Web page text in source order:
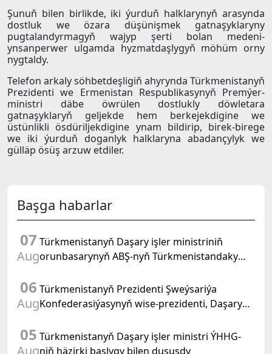
Şunuň bilen birlikde, iki ýurduň halklarynyň arasynda
dostluk we özara düşünişmek gatnaşyklaryny
pugtalandyrmagyň wajyp şerti bolan medeni-
ynsanperwer ulgamda hyzmatdaşlygyň möhüm orny
nygtaldy.
Telefon arkaly söhbetdeşligiň ahyrynda Türkmenistanyň
Prezidenti we Ermenistan Respublikasynyň Premýer-
ministri däbe öwrülen dostlukly döwletara
gatnaşyklaryň geljekde hem berkejekdigine we
üstünlikli ösdüriljekdigine ynam bildirip, birek-birege
we iki ýurduň doganlyk halklaryna abadançylyk we
gülläp ösüş arzuw etdiler.
Başga habarlar
07
Aug
Türkmenistanyň Daşary işler ministriniň
orunbasarynyň ABŞ-nyň Türkmenistandaky
geçirildi
06
Aug
Türkmenistanyň Prezidenti Şweýsariýa
Konfederasiýasynyň wise-prezidenti, Daşary
etdi
05 Türkmenistanyň Daşary işler ministri ÝHHG-
niň häzirki başlygy bilen duşuşdy